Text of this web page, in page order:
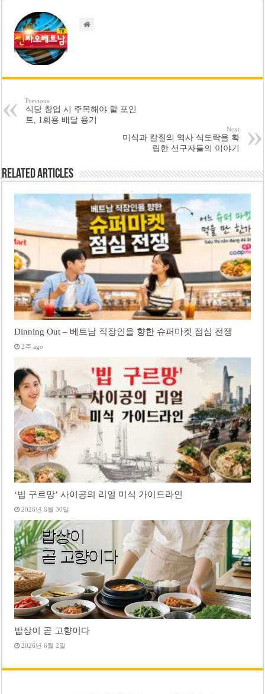
Previous
식당 창업 시 주목해야 할 포인
트, 1회용 배달 용기
Next
미식과 칼질의 역사 식도락을 확
립한 선구자들의 이야기
Related Articles
Dinning Out – 베트남 직장인을 향한 슈퍼마켓 점심 전쟁
2주 ago
‘빕 구르망’ 사이공의 리얼 미식 가이드라인
2026년 6월 30일
밥상이 곧 고향이다
2026년 6월 2일